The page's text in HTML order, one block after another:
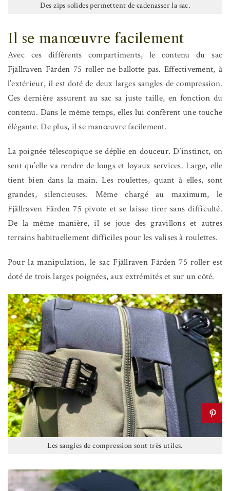
Des zips solides permettent de cadenasser la sac.
Il se manœuvre facilement
Avec ces différents compartiments, le contenu du sac
Fjällraven Färden 75 roller ne ballotte pas. Effectivement, à
l’extérieur, il est doté de deux larges sangles de compression.
Ces dernière assurent au sac sa juste taille, en fonction du
contenu. Dans le même temps, elles lui confèrent une touche
élégante. De plus, il se manœuvre facilement.
La poignée télescopique se déplie en douceur. D’instinct, on
sent qu’elle va rendre de longs et loyaux services. Large, elle
tient bien dans la main. Les roulettes, quant à elles, sont
grandes, silencieuses. Même chargé au maximum, le
Fjällraven Färden 75 pivote et se laisse tirer sans difficulté.
De la même manière, il se joue des gravillons et autres
terrains habituellement difficiles pour les valises à roulettes.
Pour la manipulation, le sac Fjällraven Färden 75 roller est
doté de trois larges poignées, aux extrémités et sur un côté.
Les sangles de compression sont très utiles.